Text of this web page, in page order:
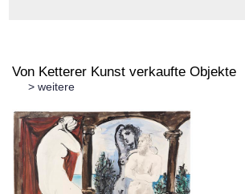
Von Ketterer Kunst verkaufte Objekte
> weitere